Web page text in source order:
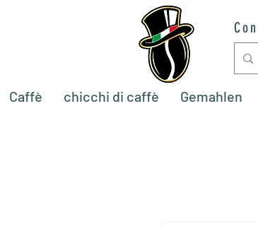
Caffè chicchi di caffè Gemahlen